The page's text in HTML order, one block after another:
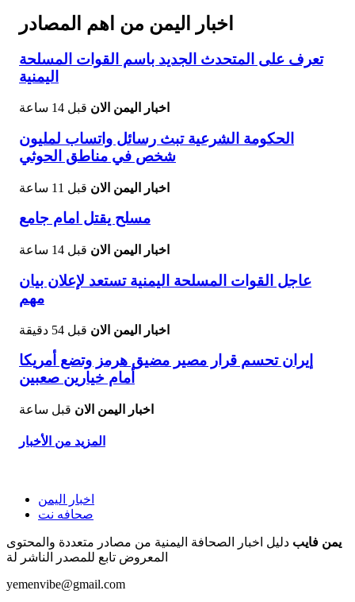
اخبار اليمن من اهم المصادر
تعرف على المتحدث الجديد باسم القوات المسلحة
اليمنية
اخبار اليمن الان قبل 14 ساعة
الحكومة الشرعية تبث رسائل واتساب لمليون
شخص في مناطق الحوثي
اخبار اليمن الان قبل 11 ساعة
مسلح يقتل امام جامع
اخبار اليمن الان قبل 14 ساعة
عاجل القوات المسلحة اليمنية تستعد لإعلان بيان
مهم
اخبار اليمن الان قبل 54 دقيقة
إيران تحسم قرار مصير مضيق هرمز وتضع أمريكا
أمام خيارين صعبين
اخبار اليمن الان قبل ساعة
المزيد من الأخبار
اخبار اليمن
صحافه نت
يمن فايب دليل اخبار الصحافة اليمنية من مصادر متعددة والمحتوى
المعروض تابع للمصدر الناشر لة
yemenvibe@gmail.com